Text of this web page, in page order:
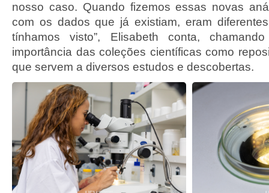
nosso caso. Quando fizemos essas novas
com os dados que já existiam, eram
tínhamos visto”, Elisabeth conta,
importância das coleções científicas como
que servem a diversos estudos e descobertas.